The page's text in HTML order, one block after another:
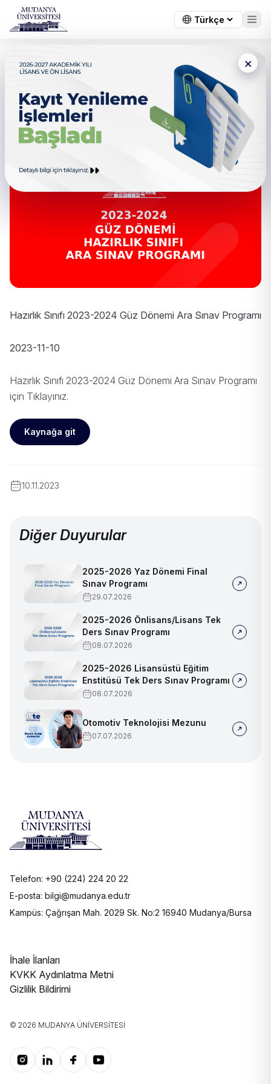
×
← Tüm duyurular
Hazırlık Sınıfı 2023-2024 Güz
Dönemi Ara Sınav Programı
Hazırlık Sınıfı 2023-2024 Güz Dönemi Ara Sınav Programı
2023-11-10
Hazırlık Sınıfı 2023-2024 Güz Dönemi Ara Sınav Programı
için Tıklayınız.
Kaynağa git
10.11.2023
Diğer Duyurular
2025-2026 Yaz Dönemi Final
Sınav Programı
29.07.2026
2025-2026 Önlisans/Lisans Tek
Ders Sınav Programı
08.07.2026
2025-2026 Lisansüstü Eğitim
Enstitüsü Tek Ders Sınav Programı
08.07.2026
Otomotiv Teknolojisi Mezunu
07.07.2026
Telefon: +90 (224) 224 20 22
E-posta: bilgi@mudanya.edu.tr
Kampüs: Çağrışan Mah. 2029 Sk. No:2 16940 Mudanya/Bursa
İhale İlanları
KVKK Aydınlatma Metni
Gizlilik Bildirimi
© 2026 MUDANYA ÜNIVERSITESI